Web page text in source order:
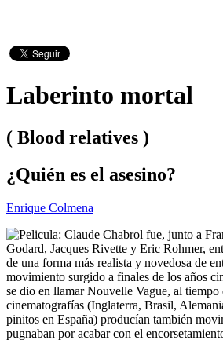
Laberinto mortal
( Blood relatives )
¿Quién es el asesino?
Enrique Colmena
Claude Chabrol fue, junto a
Godard, Jacques Rivette y Eric Rohmer,
de una forma más realista y novedosa de
movimiento surgido a finales de los años
se dio en llamar Nouvelle Vague, al tiempo
cinematografías (Inglaterra, Brasil,
pinitos en España) producían también
pugnaban por acabar con el